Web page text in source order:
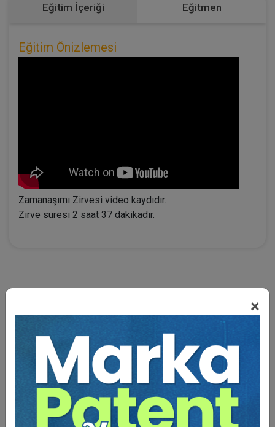
×
Eğitim İçeriği Eğitmen
Eğitim Önizlemesi
Zamanaşımı Zirvesi video kaydıdır.
Zirve süresi 2 saat 37 dakikadır.
Video Eğitim Abonesi Ol: Sadece 5490 TL / Yıllık
Hukuk Eğitim